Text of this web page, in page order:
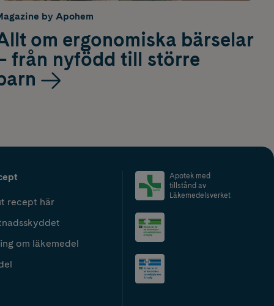
by Apohem
om ergonomiska bärselar
från nyfödd till större
recept här
om läkemedel
Apotek med
tillstånd av
Läkemedelsverket